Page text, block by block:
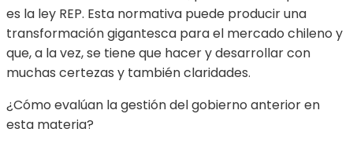
es la ley REP. Esta normativa puede producir una
transformación gigantesca para el mercado chileno y
que, a la vez, se tiene que hacer y desarrollar con
muchas certezas y también claridades.
¿Cómo evalúan la gestión del gobierno anterior en
esta materia?